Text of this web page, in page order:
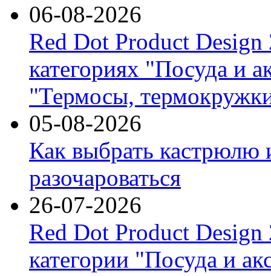
06-08-2026
Red Dot Product Design
категориях "Посуда и
"Термосы,
05-08-2026
Как выбрать кастрюлю
разочароваться
26-07-2026
Red Dot Product Design
категории "Посуда и